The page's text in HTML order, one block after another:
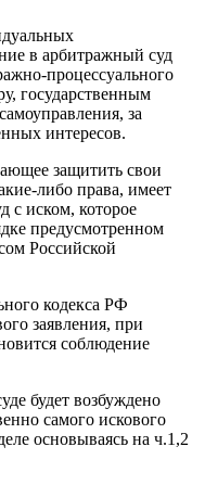
в арбитражный суд
процессуального
государственным
за
интересов.
защитить свои
либо права, имеет
с иском, которое
предусмотренном
Российской
кодекса РФ
заявления, при
соблюдение
будет возбуждено
самого искового
основываясь на ч.1,2